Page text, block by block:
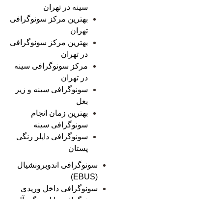
سینه در تهران
بهترین مرکز سونوگرافی
تهران
بهترین مرکز سونوگرافی
در تهران
مرکز سونوگرافی سینه
در تهران
سونوگرافی سینه و زیر
بغل
بهترین زمان انجام
سونوگرافی سینه
سونوگرافی داپلر رنگی
پستان
سونوگرافی اندوبرونشیال
(EBUS)
سونوگرافی داخل وریدی